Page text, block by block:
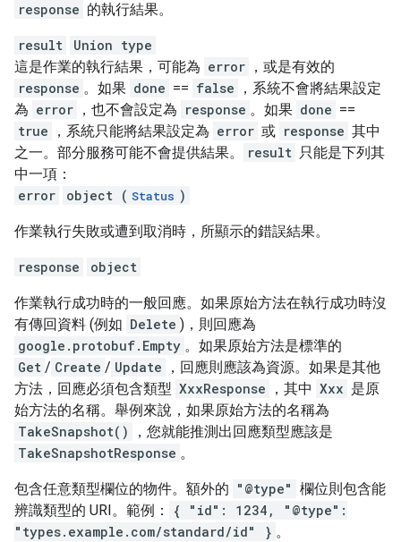
response 的執行結果。
result
Union type
這是作業的執行結果，可能為 error ，或是有效的
response 。如果 done == false
，系統不會將結果設定
為 error ，也不會設定為 response 。如果 done ==
true
，系統只能將結果設定為 error 或 response 其中
之一。部分服務可能不會提供結果。
result 只能是下列其
中一項：
error
object ( Status )
作業執行失敗或遭到取消時，所顯示的錯誤結果。
response object
作業執行成功時的一般回應。如果原始方法在執行成功時沒
有傳回資料 (例如 Delete )，則回應為
google.protobuf.Empty 。如果原始方法是標準的
Get / Create / Update
，回應則應該為資源。如果是其他
方法，回應必須包含類型 XxxResponse ，其中 Xxx 是原
始方法的名稱。舉例來說，如果原始方法的名稱為
TakeSnapshot()
，您就能推測出回應類型應該是
TakeSnapshotResponse 。
包含任意類型欄位的物件。額外的 "@type" 欄位則包含能
辨識類型的 URI。範例：
{ "id": 1234, "@type":
"types.example.com/standard/id" } 。